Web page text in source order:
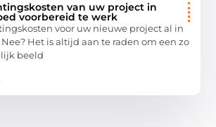
van uw project in
voorbereid te werk
voor uw nieuwe project al in
Het is altijd aan te raden om een zo
beeld